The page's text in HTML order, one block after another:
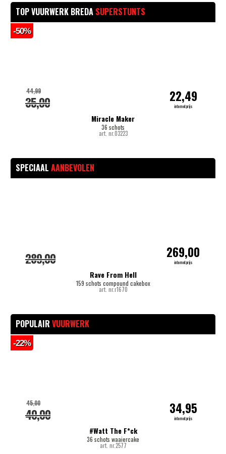
TOP VUURWERK BREDA SUPERSTUNTS
Miracle Maker
36 schots
art. nr.03223
35,00
44,99 22,49
internetprijs
-50%
SPECIAAL AANBEVOLEN
Rave From Hell
159 schots compound cakebox
art. nr.r1670
289,00 269,00
internetprijs
POPULAIR VUURWERK
#Watt The F*ck
36 schots waaiercake
art. nr.2577
40,00
45,00 34,95
internetprijs
-22%